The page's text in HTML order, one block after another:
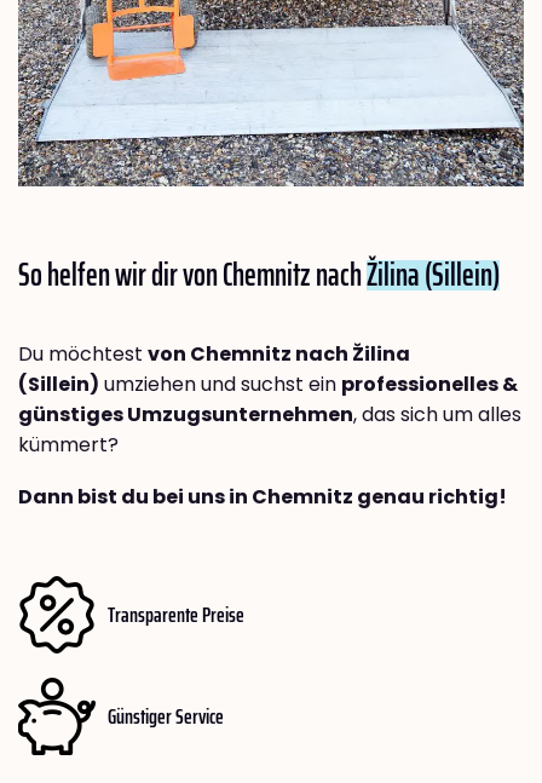
So helfen wir dir von Chemnitz nachŽilina (Sillein)
Du möchtest von Chemnitz nach Žilina
(Sillein) umziehen und suchst ein professionelles &
günstiges Umzugsunternehmen, das sich um alles
kümmert?
Dann bist du bei uns in Chemnitz genau richtig!
Transparente Preise
Günstiger Service